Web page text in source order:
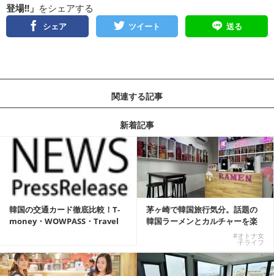
登場!!」 をシェアする
シェア ツイート 送る
関連する記事
新着記事
韓国の交通カード徹底比較！T-
money・WOWPASS・Travel
茅ヶ崎で韓国旅行気分。話題の
韓国ラーメンとカルチャーを楽
#オトナ女
子ライフ